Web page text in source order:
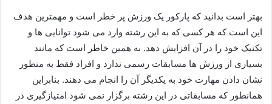
بهتر است بدانید که پارکور یک ورزش پر خطر است و مهمترین هدف
این است که هر کسی که به این رشته وارد می شود توانایی ها و
تکنیک خود را در آن افزایش دهد. به همین خاطر است که مانند
بسیاری از ورزش ها مسابقات رسمی ندارد و افراد فقط به منظور
نشان دادن مهارت خود به یکدیگر آن را انجام می دهند. بنابراین
همانطور که مسابقاتی در این رشته برگزار نمی ‌شود امتیازگیری در